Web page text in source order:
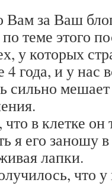
Вам за Ваш
теме этого
у которых
года, и у нас
сильно
в клетке он
я его заношу
лапки.
что